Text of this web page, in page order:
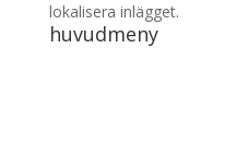
lokalisera inlägget.
huvudmeny